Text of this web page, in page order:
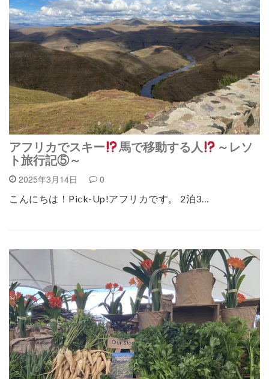
アフリカでスキー 馬で移動する人 ～レソ
ト旅行記⑤～
2025年3月14日 0
こんにちは！Pick-Up!アフリカです。 2泊3…